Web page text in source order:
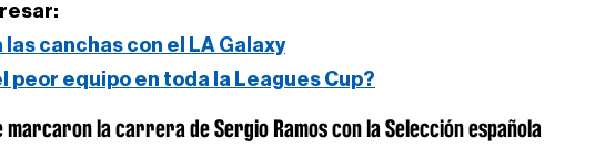
las canchas con el LA Galaxy
peor equipo en toda la Leagues Cup?
marcaron la carrera de Sergio Ramos con la Selección española